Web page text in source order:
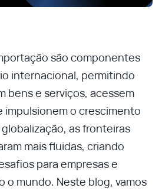
são componentes
internacional, permitindo
bens e serviços, acessem
impulsionem o crescimento
as fronteiras
mais fluidas, criando
para empresas e
o mundo. Neste blog, vamos